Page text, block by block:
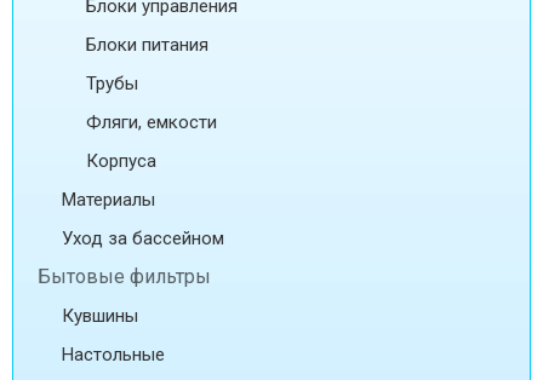
Блоки управления
Блоки питания
Трубы
Фляги, емкости
Корпуса
Материалы
Уход за бассейном
Бытовые фильтры
Кувшины
Настольные